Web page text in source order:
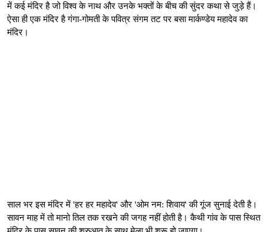
में कई मंदिर है जो विश्व के नाथ और उनके भक्तों के बीच की सुंदर कथा से जुड़े हैं।
ऐसा ही एक मंदिर है गंगा-गोमती के पवित्र संगम तट पर बसा मार्कण्डेय महादेव का
मंदिर।
साल भर इस मंदिर में 'हर हर महादेव' और 'ओम नम: शिवाय' की गूंज सुनाई देती है।
सावन माह में तो मानो तिल तक रखने की जगह नहीं होती है। कैथी गांव के पास स्थित